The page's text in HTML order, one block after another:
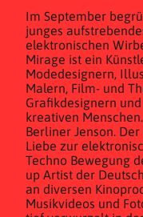
Im September
junges
elektronischen
Mirage ist ein
Modedesignern,
Malern, Film- und
Grafikdesignern
kreativen
Berliner Jenson.
Liebe zur
Techno Bewegung
up Artist der
an diversen
Musikvideos und